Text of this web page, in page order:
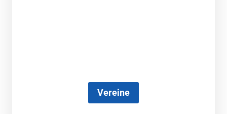
Vereine